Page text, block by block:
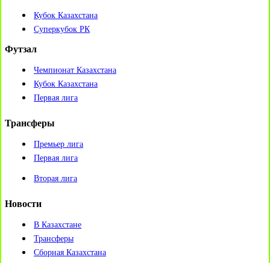
Кубок Казахстана
Суперкубок РК
Футзал
Чемпионат Казахстана
Кубок Казахстана
Первая лига
Трансферы
Премьер лига
Первая лига
Вторая лига
Новости
В Казахстане
Трансферы
Сборная Казахстана